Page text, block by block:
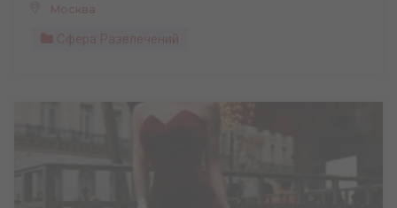
Москва
Сфера Развлечений